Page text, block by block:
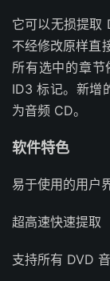
它可以无损提取
不经修改原样直
所有选中的章
ID3 标记。新增
为音频 CD。
软件特色
易于使用的用户
超高速快速提取
支持所有 DVD